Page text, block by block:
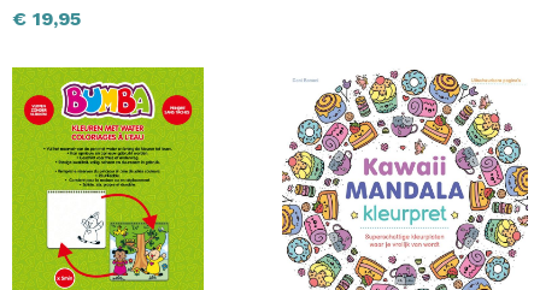
€ 19,95